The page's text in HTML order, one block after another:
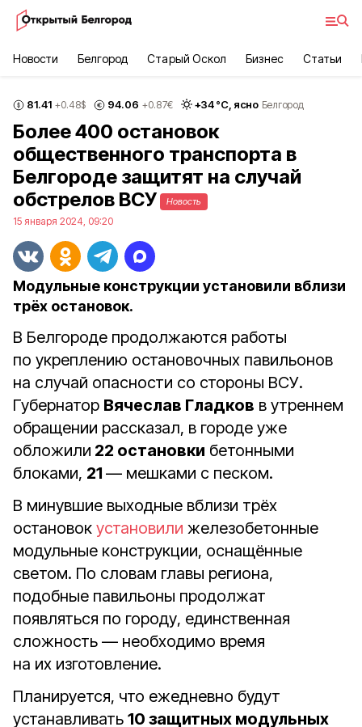
Новости Белгород Старый Оскол Бизнес Статьи
81.41 +0.48$ 94.06 +0.87€ +34°С, ясно Белгород
Более 400 остановок
общественного транспорта в
Белгороде защитят на случай
обстрелов ВСУ
Новость
15 января 2024, 09:20
Модульные конструкции установили вблизи
трёх остановок.
В Белгороде продолжаются работы
по укреплению остановочных павильонов
на случай опасности со стороны ВСУ.
Губернатор Вячеслав Гладков в утреннем
обращении рассказал, в городе уже
обложили 22 остановки бетонными
блоками, 21 — мешками с песком.
В минувшие выходные вблизи трёх
остановок установили железобетонные
модульные конструкции, оснащённые
светом. По словам главы региона,
подобные павильоны продолжат
появляться по городу, единственная
сложность — необходимо время
на их изготовление.
Планируется, что ежедневно будут
устанавливать 10 защитных модульных